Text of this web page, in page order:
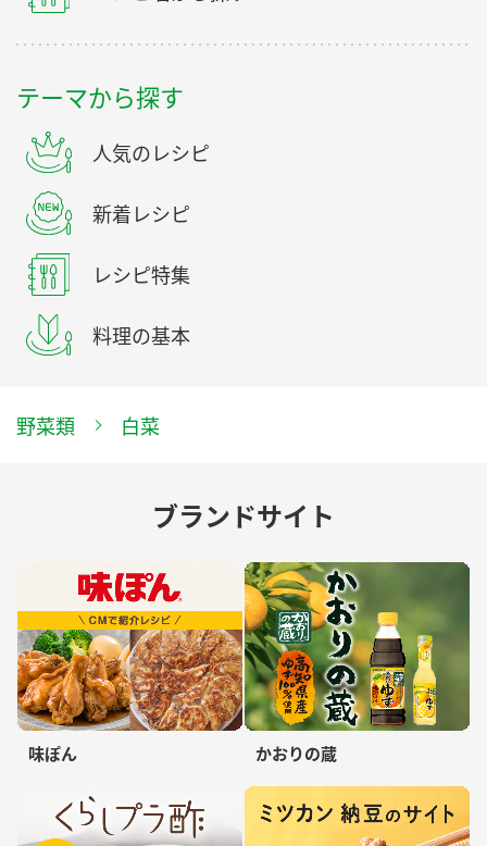
テーマから探す
人気のレシピ
新着レシピ
レシピ特集
料理の基本
野菜類 白菜
ブランドサイト
味ぽん かおりの蔵